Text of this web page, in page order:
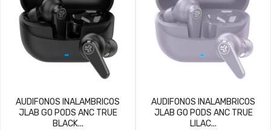
AUDIFONOS INALAMBRICOS
JLAB GO PODS ANC TRUE
BLACK...
AUDIFONOS INALAMBRICOS
JLAB GO PODS ANC TRUE
LILAC...